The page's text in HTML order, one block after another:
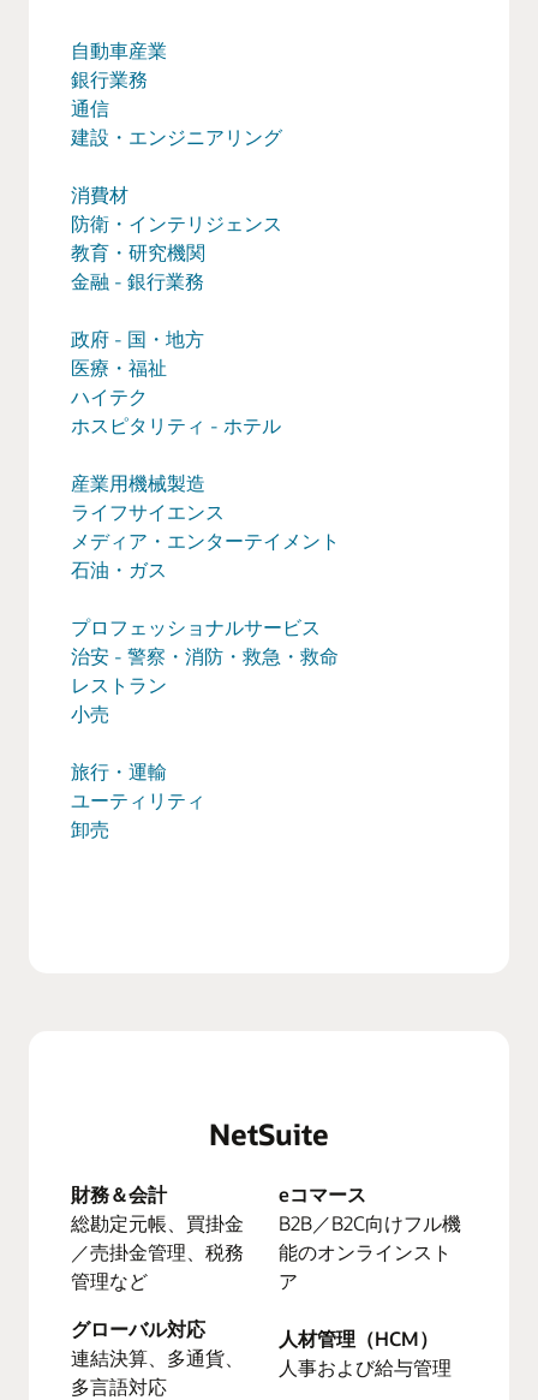
自動車産業
銀行業務
通信
建設・エンジニアリング
消費材
防衛・インテリジェンス
教育・研究機関
金融 - 銀行業務
政府 - 国・地方
医療・福祉
ハイテク
ホスピタリティ - ホテル
産業用機械製造
ライフサイエンス
メディア・エンターテイメント
石油・ガス
プロフェッショナルサービス
治安 - 警察・消防・救急・救命
レストラン
小売
旅行・運輸
ユーティリティ
卸売
NetSuite
財務＆会計
総勘定元帳、買掛金
／売掛金管理、税務
管理など
グローバル対応
連結決算、多通貨、
多言語対応
eコマース
B2B／B2C向けフル機
能のオンラインスト
ア
人材管理（HCM）
人事および給与管理